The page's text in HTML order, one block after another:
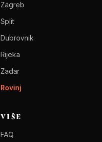
Zagreb
Split
Dubrovnik
Rijeka
Zadar
Rovinj
VIŠE
FAQ